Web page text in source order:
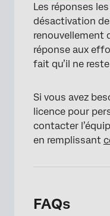
Les réponses
désactivation
renouvellement
réponse aux
fait qu’il ne
Si vous avez
licence pour
contacter
en remplissant
FAQs